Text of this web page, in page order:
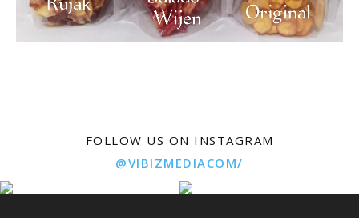
FOLLOW US ON INSTAGRAM
@VIBIZMEDIACOM/